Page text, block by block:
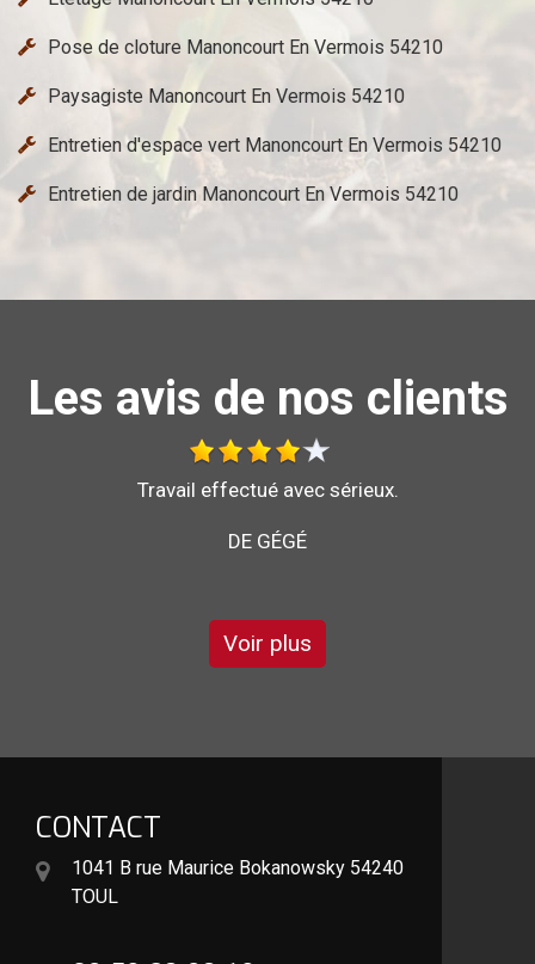
Pose de cloture Manoncourt En Vermois 54210
Paysagiste Manoncourt En Vermois 54210
Entretien d'espace vert Manoncourt En Vermois 54210
Entretien de jardin Manoncourt En Vermois 54210
Les avis de nos clients
Au top, je recommande !!
DE ORNELLA
Voir plus
CONTACT
1041 B rue Maurice Bokanowsky 54240
TOUL